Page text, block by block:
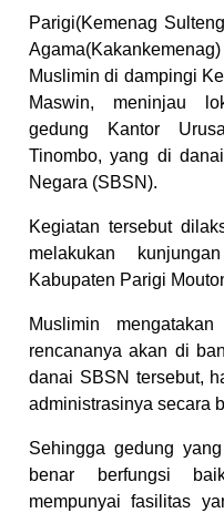
Parigi(Kemenag
Muslimin di dampingi
Maswin, meninjau
gedung Kantor
Tinombo, yang di
Negara (SBSN).
Kegiatan tersebut
melakukan
Kabupaten Parigi
Muslimin
rencananya akan di
danai SBSN tersebut,
administrasinya secara
Sehingga gedung
benar berfungsi
mempunyai fasilitas